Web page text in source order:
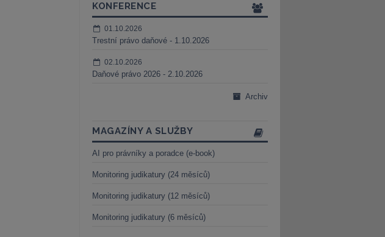
KONFERENCE
01.10.2026
Trestní právo daňové - 1.10.2026
02.10.2026
Daňové právo 2026 - 2.10.2026
Archiv
MAGAZÍNY A SLUŽBY
AI pro právníky a poradce (e-book)
Monitoring judikatury (24 měsíců)
Monitoring judikatury (12 měsíců)
Monitoring judikatury (6 měsíců)